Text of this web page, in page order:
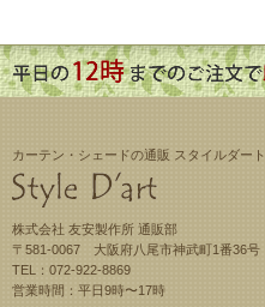
カーテン・シェードの通販 スタイルダート
株式会社 友安製作所 通販部
〒581-0067 大阪府八尾市神武町1番36号
TEL：072-922-8869
営業時間：平日9時〜17時